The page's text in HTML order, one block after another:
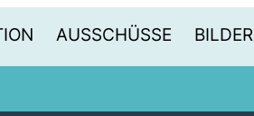
AUSSCHÜSSE BILDER